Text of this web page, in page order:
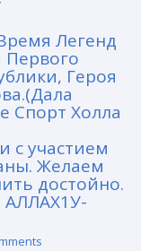
Легенд
Первого
Героя
Спорт Холла
с участием
Желаем
достойно.
АЛЛАХ1У-